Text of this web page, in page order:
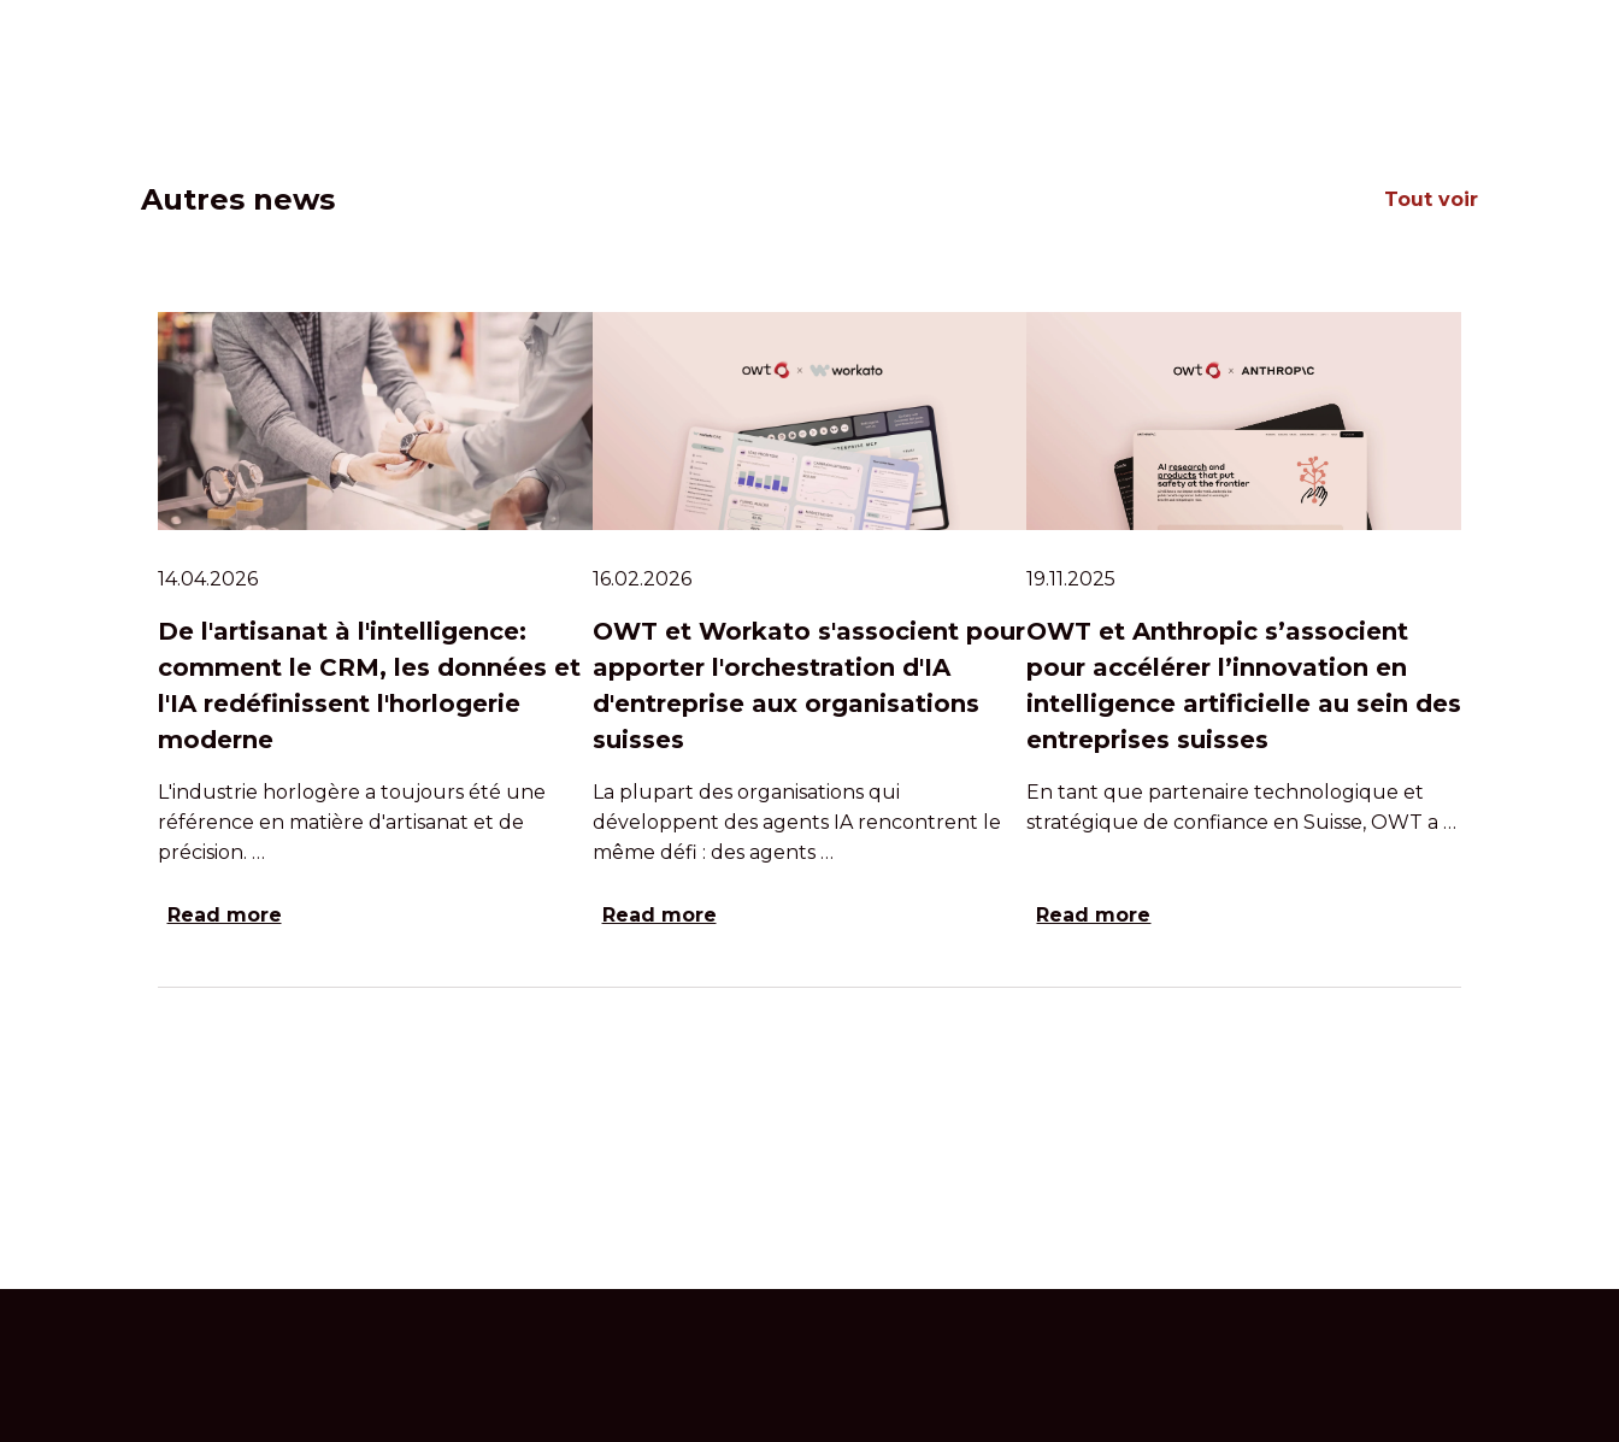
Autres news Tout voir
14.04.2026
De l'artisanat à l'intelligence:
comment le CRM, les données et
l'IA redéfinissent l'horlogerie
moderne
L'industrie horlogère a toujours été une
référence en matière d'artisanat et de
précision. …
Read more
16.02.2026
OWT et Workato s'associent pour
apporter l'orchestration d'IA
d'entreprise aux organisations
suisses
La plupart des organisations qui
développent des agents IA rencontrent le
même défi : des agents …
Read more
19.11.2025
OWT et Anthropic s’associent
pour accélérer l’innovation en
intelligence artificielle au sein des
entreprises suisses
En tant que partenaire technologique et
stratégique de confiance en Suisse, OWT a …
Read more